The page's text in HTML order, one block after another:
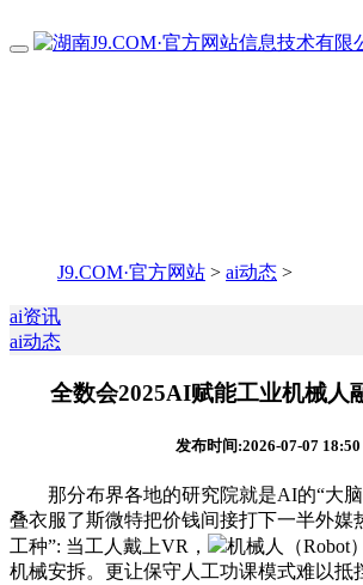
J9.COM·官方网站 > ai动态 >
ai资讯
ai动态
全数会2025AI赋能工业机械人
发布时间:2026-07-07 18:50
那分布界各地的研究院就是AI的“大脑
叠衣服了斯微特把价钱间接打下一半外媒
工种”: 当工人戴上VR，
机械人（Robot
机械安拆。更让保守人工功课模式难以抵